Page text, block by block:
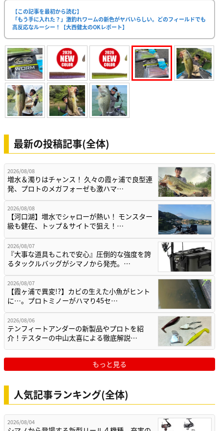
【この記事を最初から読む】
「もう手に入れた？」激釣れワームの新色がヤバいらしい。どのフィールドでも
高反応なルーシー！【大西健太のOKレポート】
最新の投稿記事(全体)
2026/08/08
増水＆濁りはチャンス！ 久々の霞ヶ浦で良型連
発、プロトのメガフォーゼも激ハマ…
2026/08/08
【河口湖】増水でシャローが熱い！ モンスター
級も健在、トップ＆サイトで狙え！…
2026/08/07
『大事な道具もこれで安心』圧倒的な強度を誇
るタックルバッグがシマノから発売。…
2026/08/07
【霞ヶ浦で異変!?】カビの生えた小魚がヒント
に…。プロトミノーがハマり45セ…
2026/08/06
テンフィートアンダーの新製品やプロトを紹
介！テスターの中山太喜による徹底解説…
もっと見る
人気記事ランキング(全体)
2026/08/04